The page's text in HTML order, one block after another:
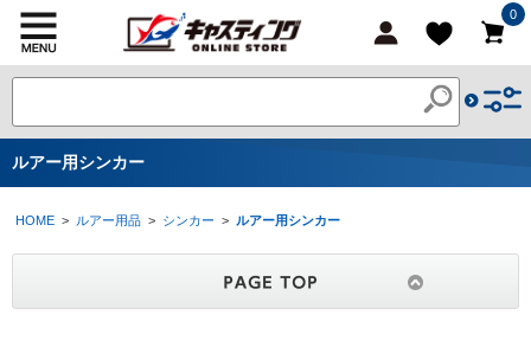
0
ルアー用シンカー
HOME > ルアー用品 > シンカー > ルアー用シンカー